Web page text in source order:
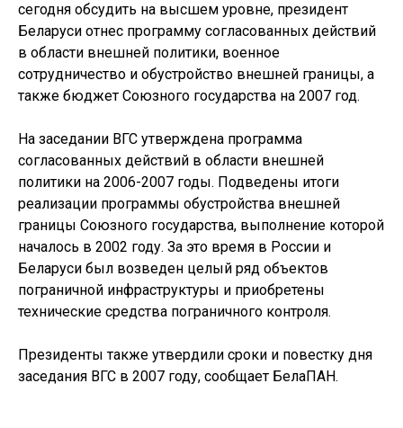
сегодня обсудить на высшем уровне, президент
Беларуси отнес программу согласованных действий
в области внешней политики, военное
сотрудничество и обустройство внешней границы, а
также бюджет Союзного государства на 2007 год.
На заседании ВГС утверждена программа
согласованных действий в области внешней
политики на 2006-2007 годы. Подведены итоги
реализации программы обустройства внешней
границы Союзного государства, выполнение которой
началось в 2002 году. За это время в России и
Беларуси был возведен целый ряд объектов
пограничной инфраструктуры и приобретены
технические средства пограничного контроля.
Президенты также утвердили сроки и повестку дня
заседания ВГС в 2007 году, сообщает БелаПАН.